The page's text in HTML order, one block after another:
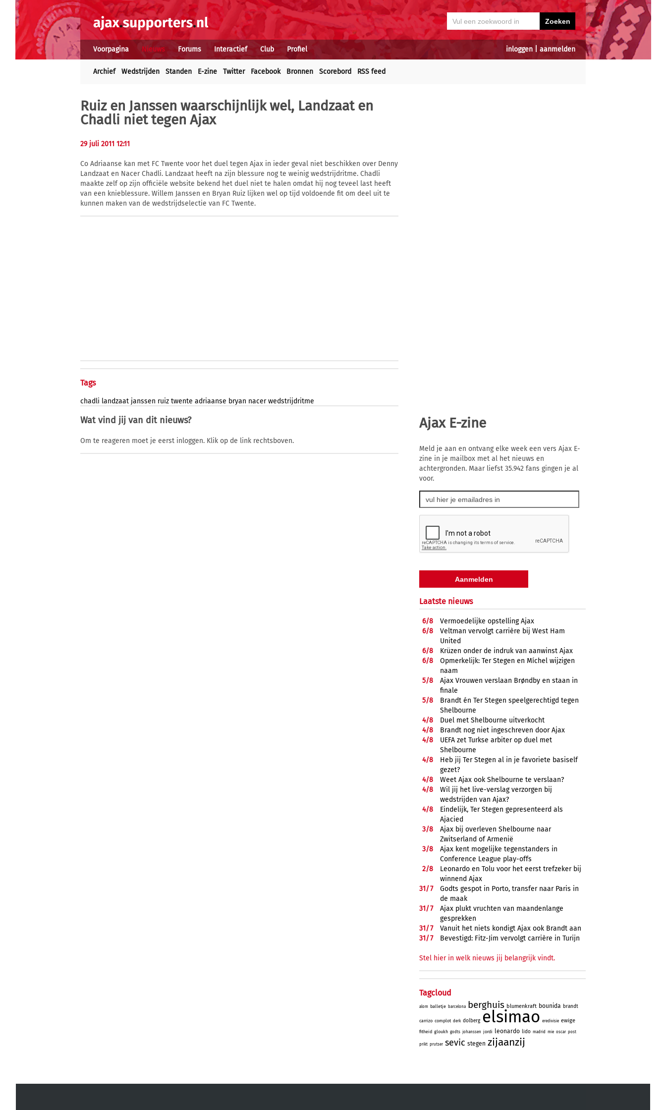
inloggen aanmelden
Voorpagina Nieuws Forums Interactief Club Profiel
Archief Wedstrijden Standen E-zine Twitter Facebook Bronnen Scorebord RSS feed
Ruiz en Janssen waarschijnlijk wel, Landzaat en
Chadli niet tegen Ajax
29 juli 2011 12:11
Co Adriaanse kan met FC Twente voor het duel tegen Ajax in ieder geval niet beschikken over Denny
Landzaat en Nacer Chadli. Landzaat heeft na zijn blessure nog te weinig wedstrijdritme. Chadli
maakte zelf op zijn officiële website bekend het duel niet te halen omdat hij nog teveel last heeft
van een knieblessure. Willem Janssen en Bryan Ruiz lijken wel op tijd voldoende fit om deel uit te
kunnen maken van de wedstrijdselectie van FC Twente.
Tags
chadli landzaat janssen ruiz twente adriaanse bryan nacer wedstrijdritme
Wat vind jij van dit nieuws?
Om te reageren moet je eerst inloggen. Klik op de link rechtsboven.
Ajax E-zine
Meld je aan en ontvang elke week een vers Ajax E-
zine in je mailbox met al het nieuws en
achtergronden. Maar liefst 35.942 fans gingen je al
voor.
Laatste nieuws
6/8
Vermoedelijke opstelling Ajax
6/8
Veltman vervolgt carrière bij West Ham
United
6/8
Krüzen onder de indruk van aanwinst Ajax
6/8
Opmerkelijk: Ter Stegen en Míchel wijzigen
naam
5/8
Ajax Vrouwen verslaan Brøndby en staan in
finale
5/8
Brandt én Ter Stegen speelgerechtigd tegen
Shelbourne
4/8
Duel met Shelbourne uitverkocht
4/8
Brandt nog niet ingeschreven door Ajax
4/8
UEFA zet Turkse arbiter op duel met
Shelbourne
4/8
Heb jij Ter Stegen al in je favoriete basiself
gezet?
4/8
Weet Ajax ook Shelbourne te verslaan?
4/8
Wil jij het live-verslag verzorgen bij
wedstrijden van Ajax?
4/8
Eindelijk, Ter Stegen gepresenteerd als
Ajacied
3/8
Ajax bij overleven Shelbourne naar
Zwitserland of Armenië
3/8
Ajax kent mogelijke tegenstanders in
Conference League play-offs
2/8
Leonardo en Tolu voor het eerst trefzeker bij
winnend Ajax
31/7
Godts gespot in Porto, transfer naar Paris in
de maak
31/7
Ajax plukt vruchten van maandenlange
gesprekken
31/7
Vanuit het niets kondigt Ajax ook Brandt aan
31/7 Bevestigd: Fitz-Jim vervolgt carrière in Turijn
Stel hier in welk nieuws jij belangrijk vindt.
Tagcloud
alom balletje barcelona berghuis blumenkraft bounida brandt
carrizo complot derk dolberg elsimao eredivisie ewige
fitheid gloukh godts johanssen jordi leonardo lido madrid mie oscar post
prikt prutser sevic stegen zijaanzij